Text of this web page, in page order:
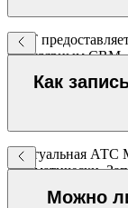
МТТ
популярным CRM.
платформ
примерами кода
Как
Виртуальная АТС
автоматически.
клиента в CRM.
Можно